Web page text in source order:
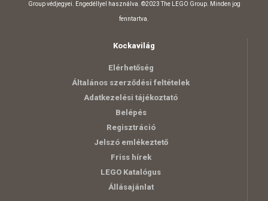
Group védjegyei. Engedéllyel használva. ©2023 The LEGO Group. Minden jog
fenntartva.
Kockavilág
Elérhetőség
Általános szerződési feltételek
Adatkezelési tájékoztató
Belépés
Regisztráció
Jelszó emlékeztető
Friss hírek
LEGO Katalógus
Állásajánlat